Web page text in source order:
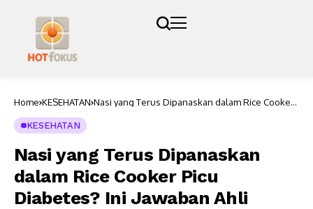
Home KESEHATAN Nasi yang Terus Dipanaskan dalam Rice Cooker
KESEHATAN
Nasi yang Terus Dipanaskan
dalam Rice Cooker Picu
Diabetes? Ini Jawaban Ahli